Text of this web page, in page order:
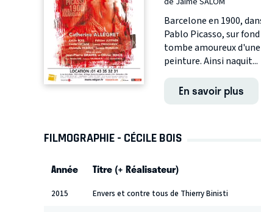
Barcelone en 1900,
Pablo Picasso, sur
tombe amoureux
peinture. Ainsi naquit...
En savoir plus
FILMOGRAPHIE - CÉCILE BOIS
Année Titre (+ Réalisateur)
2015 Envers et contre tous de Thierry Binisti